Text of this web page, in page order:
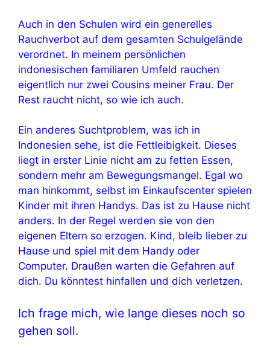
Auch in den Schulen wird ein generelles
Rauchverbot auf dem gesamten Schulgelände
verordnet. In meinem persönlichen
indonesischen familiaren Umfeld rauchen
eigentlich nur zwei Cousins meiner Frau. Der
Rest raucht nicht, so wie ich auch.
Ein anderes Suchtproblem, was ich in
Indonesien sehe, ist die Fettleibigkeit. Dieses
liegt in erster Linie nicht am zu fetten Essen,
sondern mehr am Bewegungsmangel. Egal wo
man hinkommt, selbst im Einkaufscenter spielen
Kinder mit ihren Handys. Das ist zu Hause nicht
anders. In der Regel werden sie von den
eigenen Eltern so erzogen. Kind, bleib lieber zu
Hause und spiel mit dem Handy oder
Computer. Draußen warten die Gefahren auf
dich. Du könntest hinfallen und dich verletzen.
Ich frage mich, wie lange dieses noch so
gehen soll.